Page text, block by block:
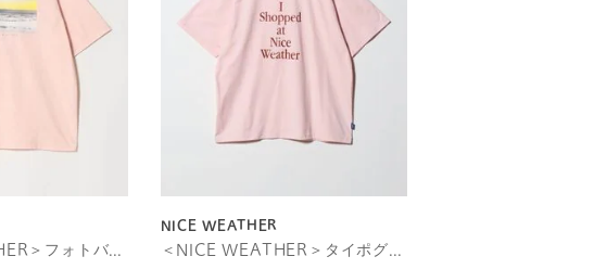
＜NICE WEATHER＞フォトバックプリント Tシャツ
NICE WEATHER
＜NICE WEATHER＞タイポグラフィ Tシャツ